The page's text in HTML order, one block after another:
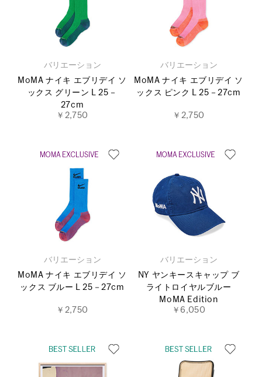
バリエーション
MoMA ナイキ エブリデイ ソ
ックス グリーン L 25－
27cm
￥2,750
バリエーション
MoMA ナイキ エブリデイ ソ
ックス ピンク L 25－27cm
￥2,750
バリエーション
MoMA ナイキ エブリデイ ソ
ックス ブルー L 25－27cm
￥2,750
バリエーション
NY ヤンキースキャップ ブ
ライトロイヤルブルー
MoMA Edition
￥6,050